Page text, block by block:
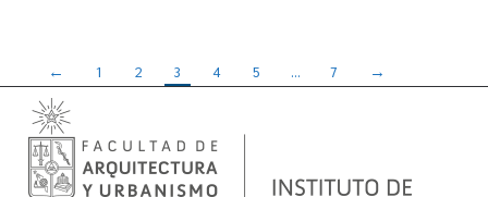
← 1 2 3 4 5 … 7 →